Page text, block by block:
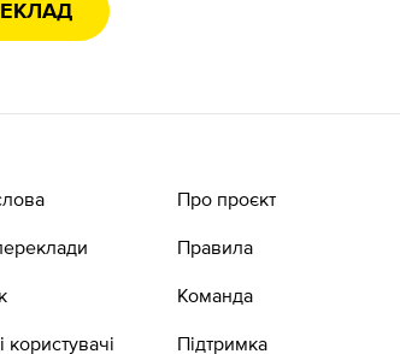
Про проєкт
Правила
Команда
Підтримка